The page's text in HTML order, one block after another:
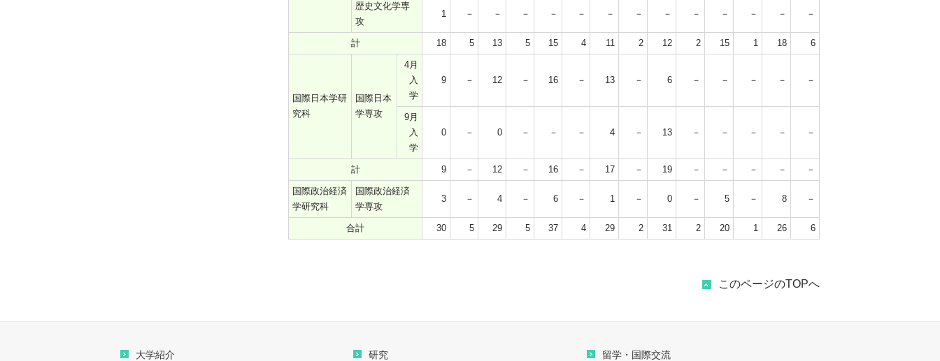
歴史文化学専
攻
1 － － － － － － － － － － － － －
計 18 5 13 5 15 4 11 2 12 2 15 1 18 6
国際日本学研
究科
国際日本
学専攻
4月
入
学
9 － 12 － 16 － 13 － 6 － － － － －
9月
入
学
0 － 0 － － － 4 － 13 － － － － －
計 9 － 12 － 16 － 17 － 19 － － － － －
国際政治経済
学研究科
国際政治経済
学専攻
3 － 4 － 6 － 1 － 0 － 5 － 8 －
合計 30 5 29 5 37 4 29 2 31 2 20 1 26 6
力に関する情報
このページのTOPへ
大学紹介
研究
留学・国際交流